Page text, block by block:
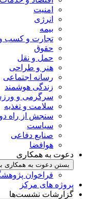
امنیت
انرژی
بیمه
تجارت و کسب و
حقوق
حمل و نقل
هنر و طراحی
رسانه اجتماعی
زندگی هوشمند
سرگرمی و
سلامت و تغذیه
سنجش از راه
سیاست
صنایع دفاعی
هوافضا
دعوت به همکاری
بستن دعوت به همکاری
فراخوان
پروژه های مرکز
گزارشات نشست‌ها